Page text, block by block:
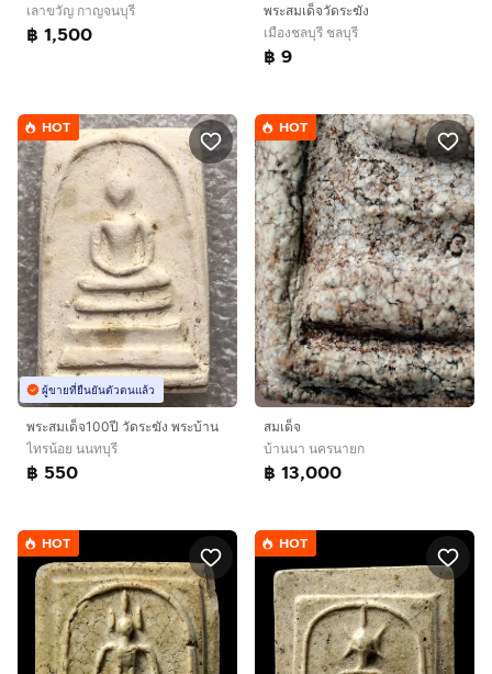
เลาขวัญ กาญจนบุรี
฿ 1,500
พระสมเด็จวัดระฆัง
เมืองชลบุรี ชลบุรี
฿ 9
HOT
ผู้ขายที่ยืนยันตัวตนแล้ว
พระสมเด็จ100ปี วัดระฆัง พระบ้าน
ไทรน้อย นนทบุรี
฿ 550
HOT
สมเด็จ
บ้านนา นครนายก
฿ 13,000
HOT HOT